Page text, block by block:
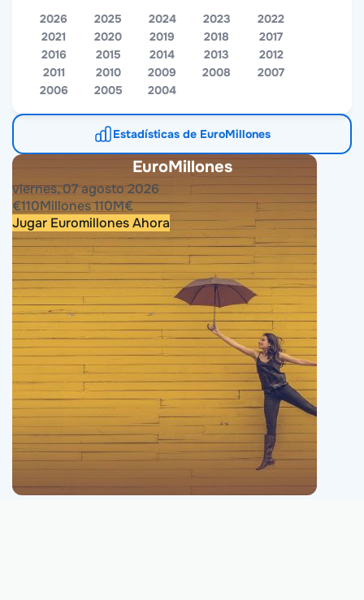
EuroMillones
viernes, 07 agosto 2026
€110Millones110M€
Jugar Euromillones Ahora
2026 2025 2024 2023
2022
2021
2020 2019 2018
2017
2016
2015 2014 2013
2012
2011
2010 2009 2008
2007
2006
2005 2004
Estadísticas de EuroMillones